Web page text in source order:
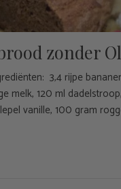
zonder
3,4 rijpe
melk, 120 ml
vanille, 100 gram